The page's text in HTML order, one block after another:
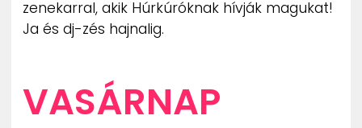
zenekarral, akik Húrkúróknak hívják magukat!
Ja és dj-zés hajnalig.
VASÁRNAP